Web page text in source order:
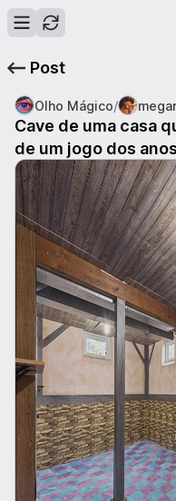
Post
Olho Mágico/
Cave de uma casa
de um jogo dos